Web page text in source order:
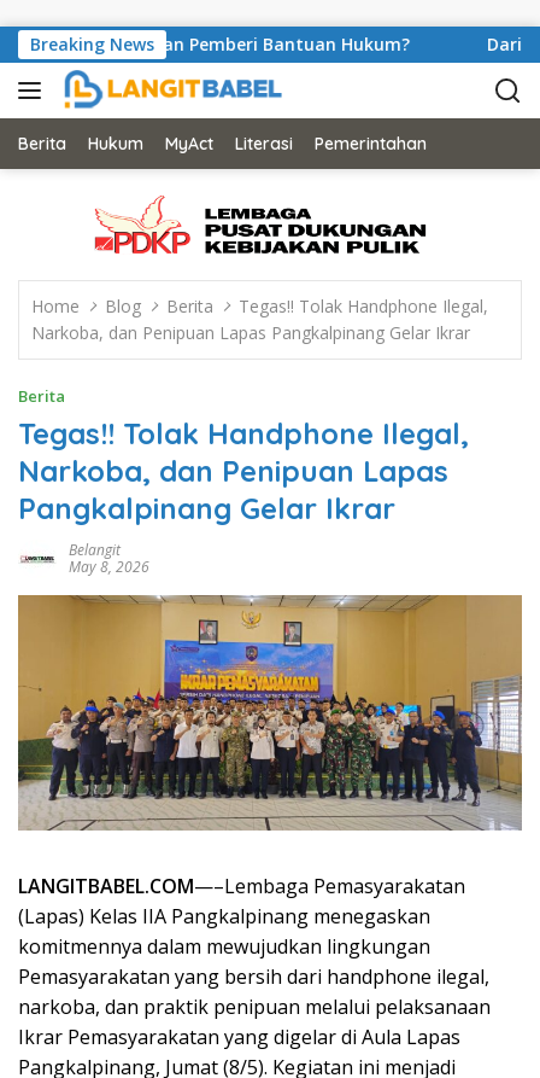
Breaking News
Peran Pemberi Bantuan Hukum? Dari Balik
Berita Hukum MyAct Literasi Pemerintahan
Home Blog Berita
Tegas!! Tolak Handphone Ilegal,
Narkoba, dan Penipuan Lapas Pangkalpinang Gelar Ikrar
Berita
Tegas!! Tolak Handphone Ilegal,
Narkoba, dan Penipuan Lapas
Pangkalpinang Gelar Ikrar
Belangit
May 8, 2026
LANGITBABEL.COM—–Lembaga Pemasyarakatan
(Lapas) Kelas IIA Pangkalpinang menegaskan
komitmennya dalam mewujudkan lingkungan
Pemasyarakatan yang bersih dari handphone ilegal,
narkoba, dan praktik penipuan melalui pelaksanaan
Ikrar Pemasyarakatan yang digelar di Aula Lapas
Pangkalpinang, Jumat (8/5). Kegiatan ini menjadi